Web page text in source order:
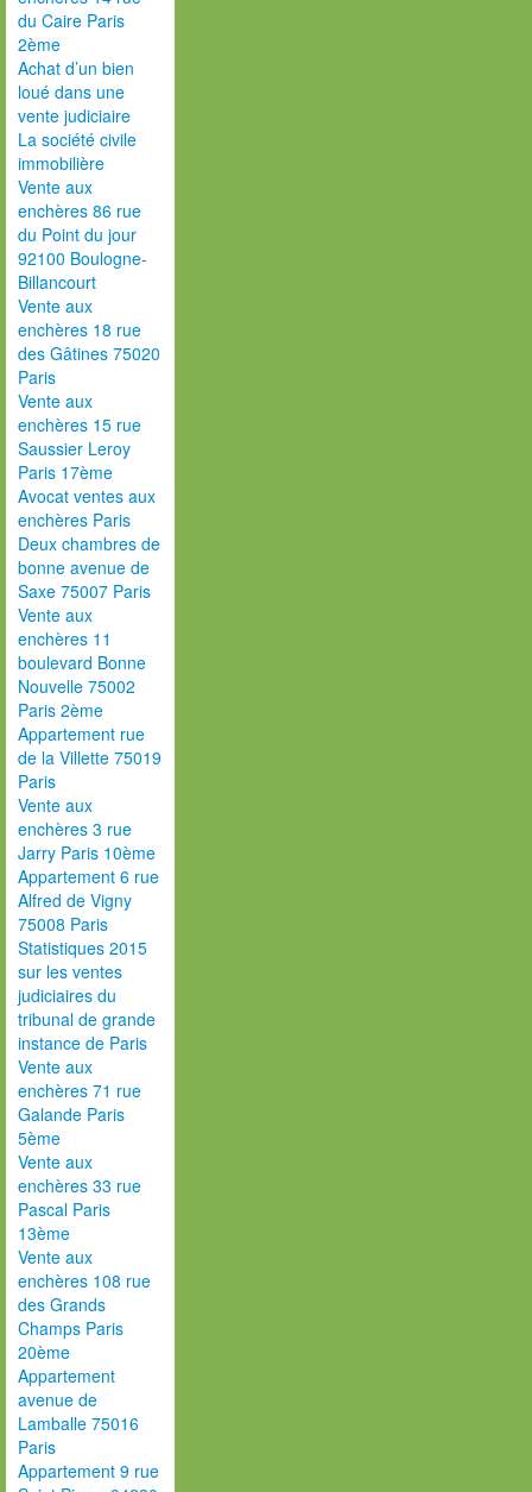
du Caire Paris
2ème
Achat d’un bien
loué dans une
vente judiciaire
La société civile
immobilière
Vente aux
enchères 86 rue
du Point du jour
92100 Boulogne-
Billancourt
Vente aux
enchères 18 rue
des Gâtines 75020
Paris
Vente aux
enchères 15 rue
Saussier Leroy
Paris 17ème
Avocat ventes aux
enchères Paris
Deux chambres de
bonne avenue de
Saxe 75007 Paris
Vente aux
enchères 11
boulevard Bonne
Nouvelle 75002
Paris 2ème
Appartement rue
de la Villette 75019
Paris
Vente aux
enchères 3 rue
Jarry Paris 10ème
Appartement 6 rue
Alfred de Vigny
75008 Paris
Statistiques 2015
sur les ventes
judiciaires du
tribunal de grande
instance de Paris
Vente aux
enchères 71 rue
Galande Paris
5ème
Vente aux
enchères 33 rue
Pascal Paris
13ème
Vente aux
enchères 108 rue
des Grands
Champs Paris
20ème
Appartement
avenue de
Lamballe 75016
Paris
Appartement 9 rue